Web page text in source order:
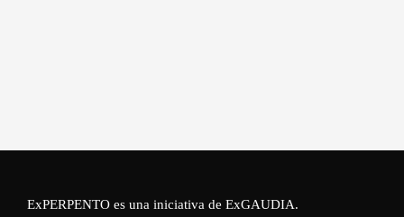
ExPERPENTO es una iniciativa de ExGAUDIA.